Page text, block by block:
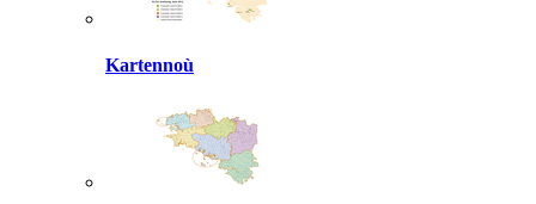
Kartennoù